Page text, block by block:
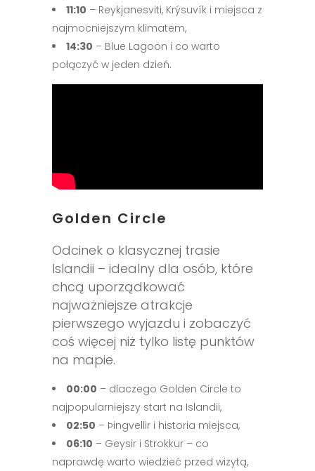
11:10 – Reykjanesviti, Krýsuvík i miejsca z
najmocniejszym klimatem,
14:30 – Blue Lagoon i co warto
połączyć w jeden dzień.
Golden Circle
Odcinek o klasycznej trasie
Islandii – idealny dla osób, które
chcą uporządkować
najważniejsze atrakcje
pierwszego wyjazdu i zobaczyć
coś więcej niż tylko listę punktów
na mapie.
00:00 – dlaczego Golden Circle to
najpopularniejszy start na Islandii,
02:50 – Þingvellir i historia miejsca,
06:10 – Geysir i Strokkur – co
naprawdę warto wiedzieć przed wizytą,